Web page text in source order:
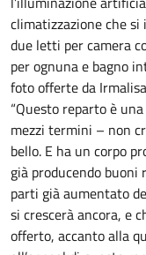
climatizzazione che
due letti per camera
per ognuna e bagno
foto offerte da
“Questo reparto è
mezzi termini – non
bello. E ha un corpo
già producendo
parti già aumentato
si crescerà ancora, e
offerto, accanto alla